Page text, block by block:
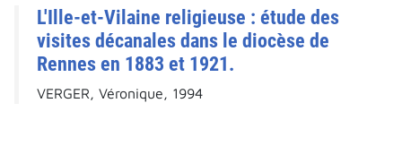
L'Ille-et-Vilaine religieuse : étude des
visites décanales dans le diocèse de
Rennes en 1883 et 1921.
VERGER, Véronique, 1994